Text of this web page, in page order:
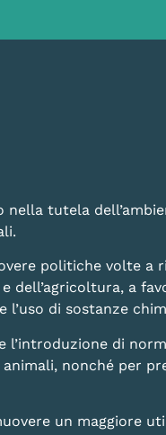
tutela
politiche volte a
dell’agricoltura, a
di sostanze
l’introduzione di
nonché per
un maggiore